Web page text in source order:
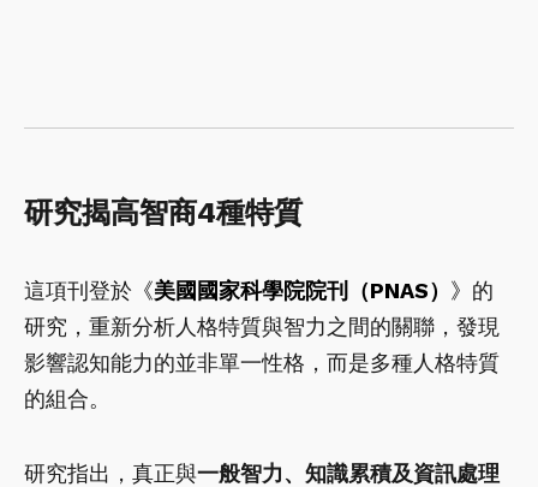
研究揭高智商4種特質
這項刊登於 《美國國家科學院院刊（PNAS） 》 的
研究，重新分析人格特質與智力之間的關聯，發現
影響認知能力的並非單一性格，而是多種人格特質
的組合。
研究指出，真正與一般智力、知識累積及資訊處理